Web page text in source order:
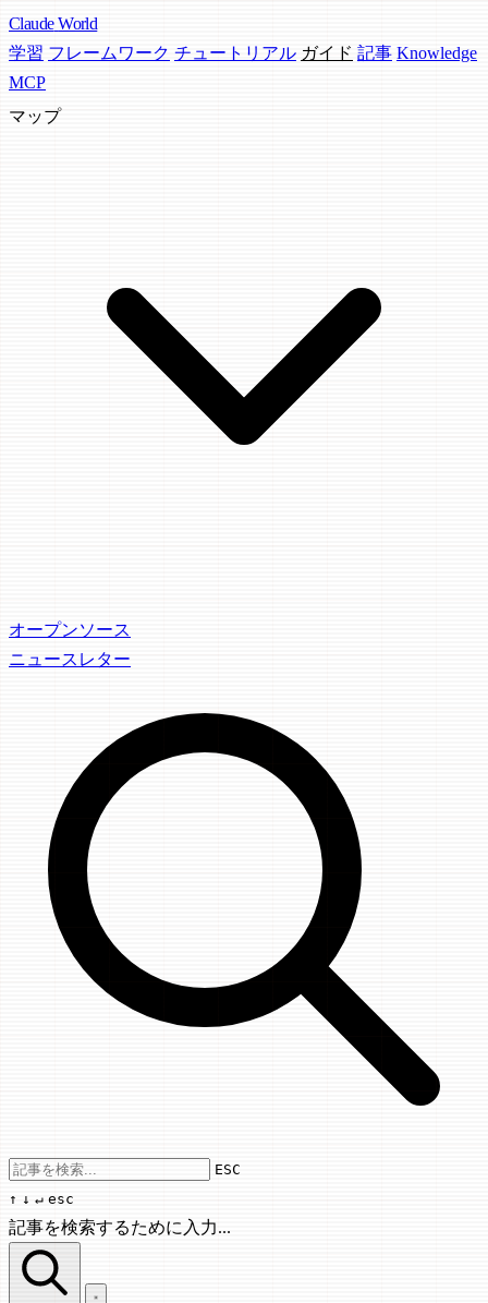
Claude World
学習 フレームワーク チュートリアル ガイド 記事 Knowledge
MCP
マップ
オープンソース
ニュースレター
Use arrow keys to navigate results,
ESC
↑ ↓ ↵ esc
記事を検索するために入力...
記事を検索...